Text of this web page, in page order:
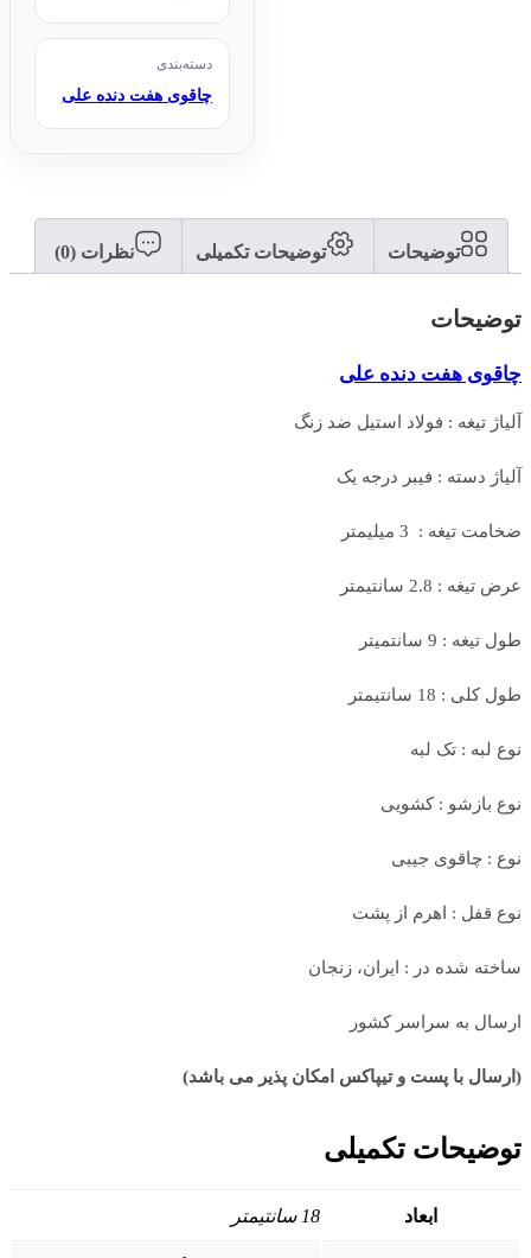
دسته‌بندی
چاقوی هفت دنده علی
توضیحات توضیحات تکمیلی نظرات (0)
توضیحات
چاقوی هفت دنده علی
آلیاژ تیغه : فولاد استیل ضد زنگ
آلیاژ دسته : فیبر درجه یک
ضخامت تیغه : 3 میلیمتر
عرض تیغه : 2.8 سانتیمتر
طول تیغه : 9 سانتمیتر
طول کلی : 18 سانتیمتر
نوع لبه : تک لبه
نوع بازشو : کشویی
نوع : چاقوی جیبی
نوع قفل : اهرم از پشت
ساخته شده در : ایران، زنجان
ارسال به سراسر کشور
(ارسال با پست و تیپاکس امکان پذیر می باشد)
توضیحات تکمیلی
ابعاد 18 سانتیمتر